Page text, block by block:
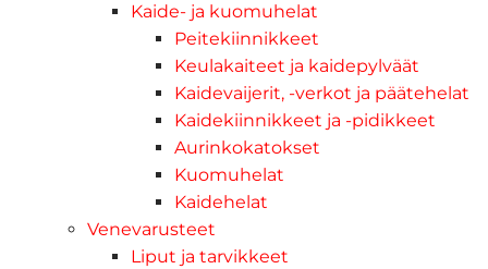
Kaide- ja kuomuhelat
Peitekiinnikkeet
Keulakaiteet ja kaidepylväät
Kaidevaijerit, -verkot ja päätehelat
Kaidekiinnikkeet ja -pidikkeet
Aurinkokatokset
Kuomuhelat
Kaidehelat
Venevarusteet
Liput ja tarvikkeet